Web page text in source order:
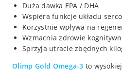
Duża dawka EPA / DHA
Wspiera funkcje układu
Korzystnie wpływa na
Wzmacnia zdrowie
Sprzyja utracie zbędnych
Olimp Gold Omega-3 to